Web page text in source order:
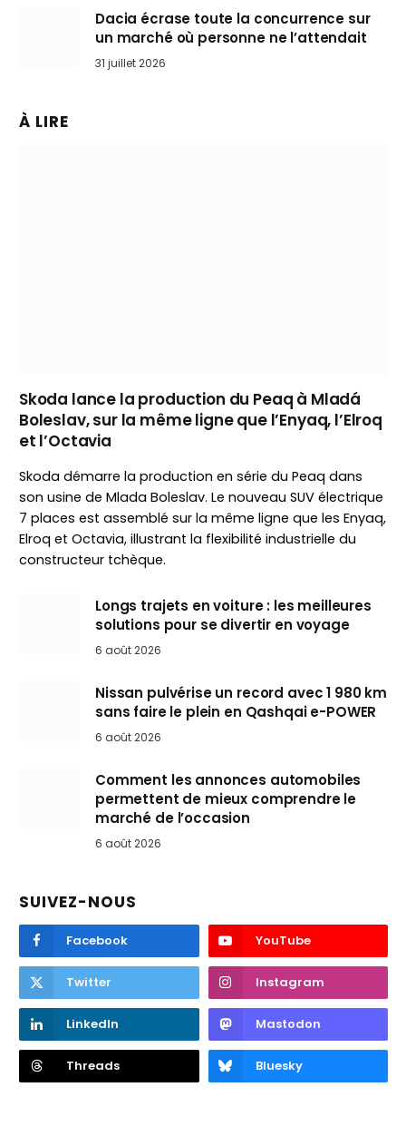
Dacia écrase toute la concurrence sur
un marché où personne ne l’attendait
31 juillet 2026
À LIRE
Skoda lance la production du Peaq à Mladá
Boleslav, sur la même ligne que l’Enyaq, l’Elroq
et l’Octavia
Skoda démarre la production en série du Peaq dans
son usine de Mlada Boleslav. Le nouveau SUV électrique
7 places est assemblé sur la même ligne que les Enyaq,
Elroq et Octavia, illustrant la flexibilité industrielle du
constructeur tchèque.
Longs trajets en voiture : les meilleures
solutions pour se divertir en voyage
6 août 2026
Nissan pulvérise un record avec 1 980 km
sans faire le plein en Qashqai e-POWER
6 août 2026
Comment les annonces automobiles
permettent de mieux comprendre le
marché de l’occasion
6 août 2026
SUIVEZ-NOUS
Facebook YouTube
Twitter Instagram
LinkedIn Mastodon
Threads Bluesky